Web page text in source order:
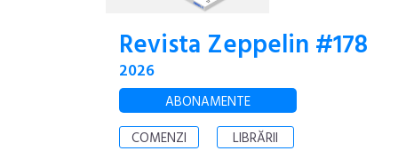
Revista Zeppelin #178
2026
ABONAMENTE
COMENZI
LIBRĂRII